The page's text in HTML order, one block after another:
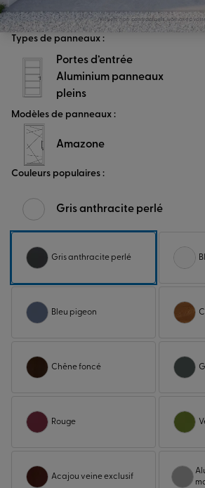
Visuels non contractuels, voir avec
Types de panneaux :
Portes d’entrée
Aluminium panneaux
pleins
Modèles de panneaux :
Amazone
Couleurs populaires :
Gris anthracite perlé
Gris anthracite perlé
Bleu pigeon
Chêne foncé
Rouge
Acajou veine exclusif